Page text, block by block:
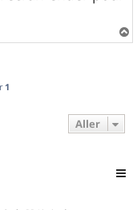
a
1
Aller